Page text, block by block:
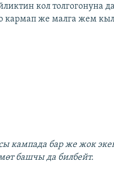
кол толгогонуна
кармап же малга жем
кампада бар же жок
башчы да билбейт.